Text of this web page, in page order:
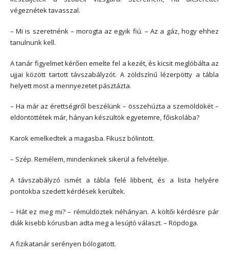
végeznétek tavasszal.
– Mi is szeretnénk – morogta az egyik fiú. – Az a gáz, hogy ehhez
tanulnunk kell.
A tanár figyelmet kérően emelte fel a kezét, és kicsit meglóbálta az
ujjai között tartott távszabályzót. A zöldszínű lézerpötty a tábla
helyett most a mennyezetet pásztázta.
– Ha már az érettségiről beszélünk – összehúzta a szemöldökét –
eldöntöttétek már, hányan készültök egyetemre, főiskolába?
Karok emelkedtek a magasba. Fikusz bólintott.
– Szép. Remélem, mindenkinek sikerül a felvételije.
A távszabályzó ismét a tábla felé libbent, és a lista helyére
pontokba szedett kérdések kerültek.
– Hát ez meg mi? – rémüldöztek néhányan. A költői kérdésre pár
diák kisebb kórusban adta meg a lesújtó választ. – Röpdoga.
A fizikatanár serényen bólogatott.